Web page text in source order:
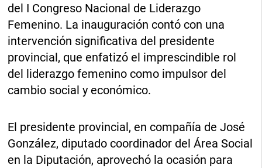
del I Congreso Nacional de Liderazgo
Femenino. La inauguración contó con una
intervención significativa del presidente
provincial, que enfatizó el imprescindible rol
del liderazgo femenino como impulsor del
cambio social y económico.
El presidente provincial, en compañía de José
González, diputado coordinador del Área Social
en la Diputación, aprovechó la ocasión para